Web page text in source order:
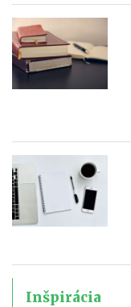
Inšpirácia